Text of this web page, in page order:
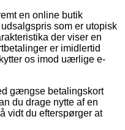
en online butik
som er utopisk
der viser en
er imidlertid
os imod uærlige e-
gængse betalingskort
du drage nytte af en
vidt du efterspørger at